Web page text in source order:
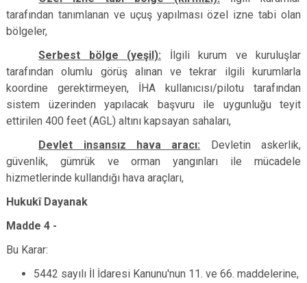
tarafından tanımlanan ve uçuş yapılması özel izne tabi olan
bölgeler,
Serbest bölge (yeşil): İlgili kurum ve kuruluşlar
tarafından olumlu görüş alınan ve tekrar ilgili kurumlarla
koordine gerektirmeyen, İHA kullanıcısı/pilotu tarafından
sistem üzerinden yapılacak başvuru ile uygunluğu teyit
ettirilen 400 feet (AGL) altını kapsayan sahaları,
Devlet insansız hava aracı: Devletin askerlik,
güvenlik, gümrük ve orman yangınları ile mücadele
hizmetlerinde kullandığı hava araçları,
Hukukî Dayanak
Madde 4 -
Bu Karar:
5442 sayılı İl İdaresi Kanunu'nun 11. ve 66. maddelerine,